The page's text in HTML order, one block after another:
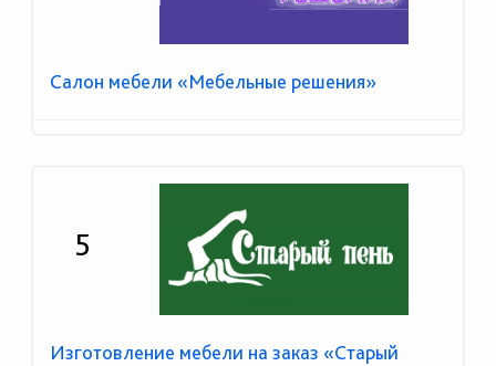
Салон мебели «Мебельные решения»
5
Изготовление мебели на заказ «Старый